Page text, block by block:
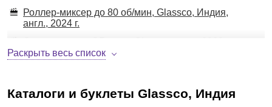
ХПК, БПК определение
Хроматография
Хроматографы жидкостные высокого давления
Центрифуги "микро" (до 48x1,5 мл)
Роллер-миксер до 80 об/мин, Glassco, Индия,
англ., 2024 г.
Раскрыть весь список
Каталоги и буклеты Glassco, Индия